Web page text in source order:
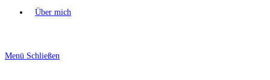
Über mich
Menü Schließen